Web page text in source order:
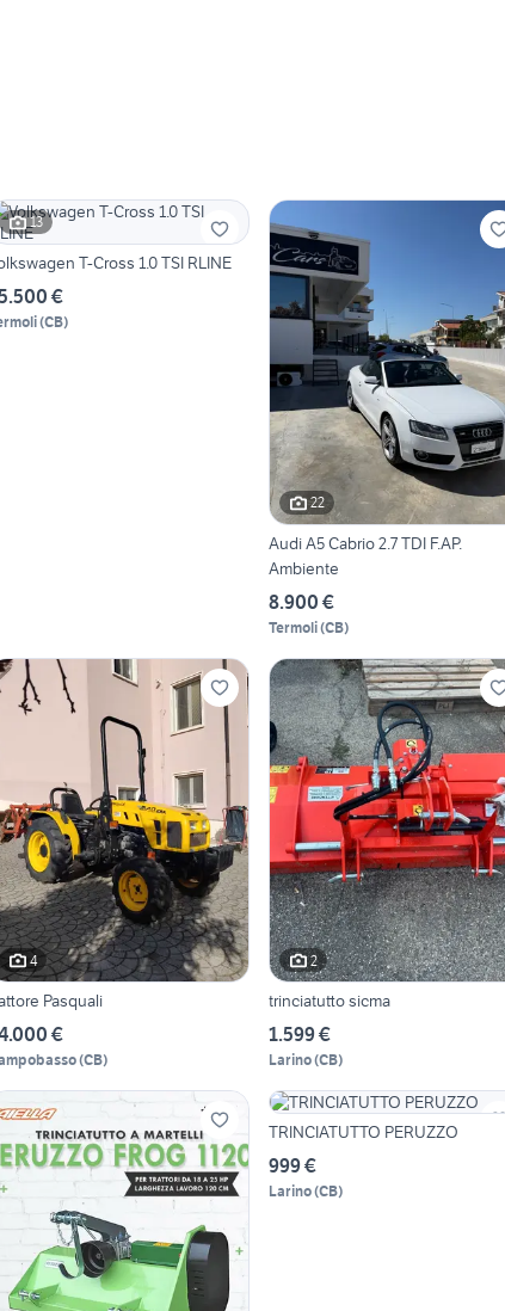
13
T-Cross 1.0 TSI RLINE
€
(CB)
22
Audi A5 Cabrio 2.7 TDI F.AP.
Ambiente
8.900 €
Termoli(CB)
4
Pasquali
€
(CB)
2
trinciatutto sicma
1.599 €
Larino(CB)
TRINCIATUTTO PERUZZO
999 €
Larino(CB)